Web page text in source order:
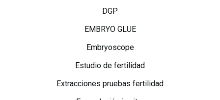
DGP
EMBRYO GLUE
Embryoscope
Estudio de fertilidad
Extracciones pruebas fertilidad